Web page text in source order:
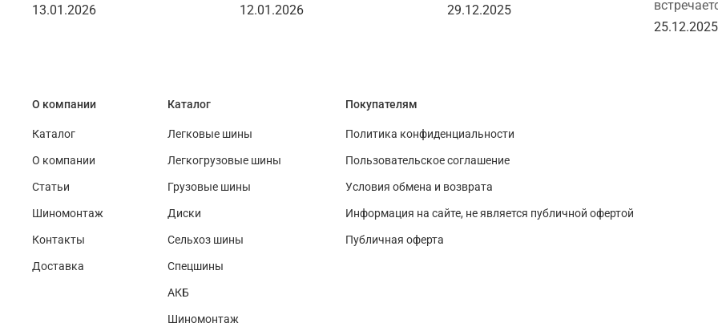
13.01.2026
12.01.2026
29.12.2025
25.12.2025
О компании
Каталог
О компании
Статьи
Шиномонтаж
Контакты
Доставка
Каталог
Легковые шины
Легкогрузовые шины
Грузовые шины
Диски
Сельхоз шины
Спецшины
АКБ
Шиномонтаж
Покупателям
Политика конфиденциальности
Пользовательское соглашение
Условия обмена и возврата
Информация на сайте, не является публичной офертой
Публичная оферта